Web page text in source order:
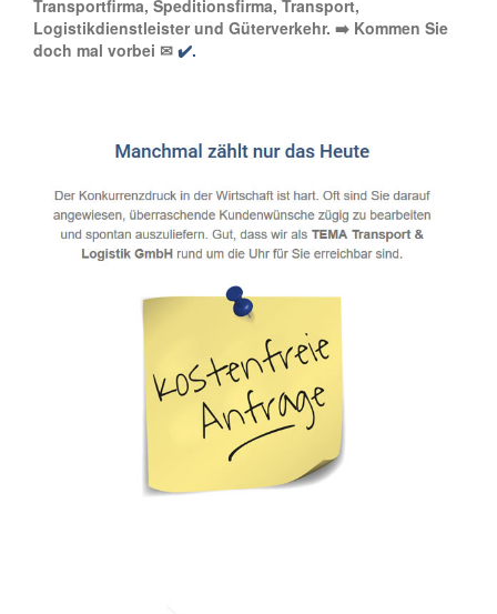
Transportfirma, Speditionsfirma, Transport,
Logistikdienstleister und Güterverkehr. ➡️ Kommen Sie
doch mal vorbei ✉ ✔️.